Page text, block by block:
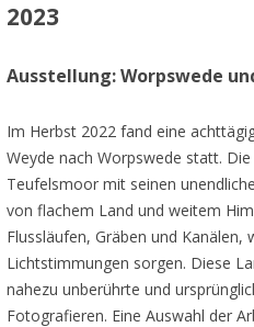
2023
Ausstellung: Worpswede
Im Herbst 2022 fand eine
Weyde nach Worpswede statt.
Teufelsmoor mit seinen
von flachem Land und weitem
Flussläufen, Gräben und
Lichtstimmungen sorgen. Diese
nahezu unberührte und
Fotografieren. Eine Auswahl der